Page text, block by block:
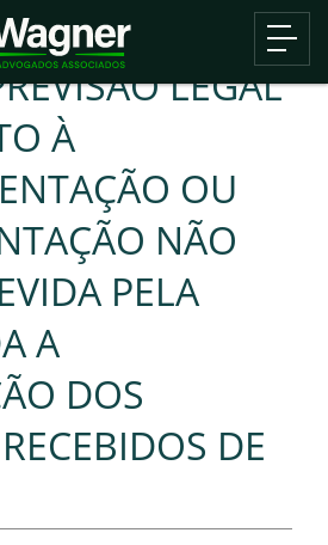
LEGAL
À
OU
NÃO
PELA
A
DOS
DE